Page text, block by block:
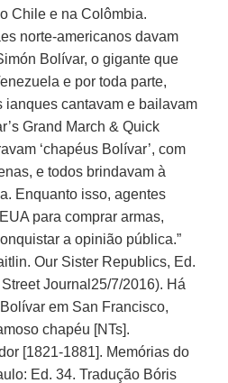
Chile e na Colômbia.
norte-americanos davam
Bolívar, o gigante que
e por toda parte,
ianques cantavam e bailavam
Grand March & Quick
‘chapéus Bolívar’, com
e todos brindavam à
Enquanto isso, agentes
para comprar armas,
a opinião pública.”
Our Sister Republics, Ed.
Journal25/7/2016). Há
em San Francisco,
chapéu [NTs].
[1821-1881]. Memórias do
Ed. 34. Tradução Bóris